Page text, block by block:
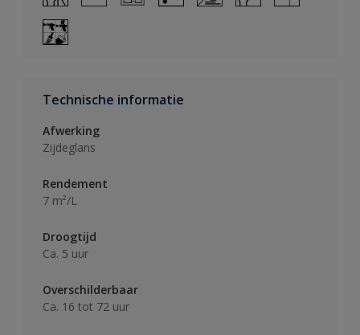
Technische informatie
Afwerking
Zijdeglans
Rendement
7 m²/L
Droogtijd
Ca. 5 uur
Overschilderbaar
Ca. 16 tot 72 uur